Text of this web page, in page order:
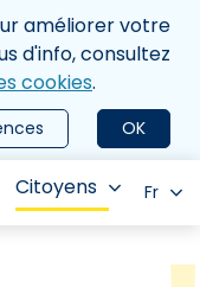
améliorer votre
d'info, consultez
cookies.
OK
Citoyens Fr